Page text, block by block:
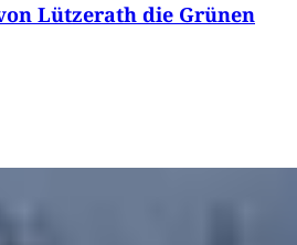
Lützerath die Grünen